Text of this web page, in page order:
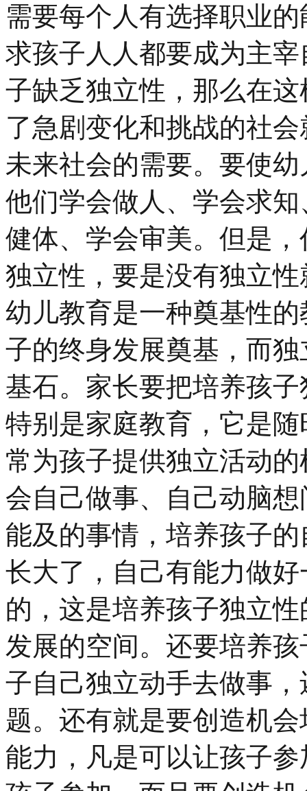
需要每个人有选择职业
求孩子人人都要成为主
子缺乏独立性，那么在
了急剧变化和挑战的社
未来社会的需要。要使
他们学会做人、学会求
健体、学会审美。但是
独立性，要是没有独立
幼儿教育是一种奠基性
子的终身发展奠基，而
基石。家长要把培养孩
特别是家庭教育，它是
常为孩子提供独立活动
会自己做事、自己动脑
能及的事情，培养孩子
长大了，自己有能力做
的，这是培养孩子独立
发展的空间。还要培养
子自己独立动手去做事
题。还有就是要创造机
能力，凡是可以让孩子